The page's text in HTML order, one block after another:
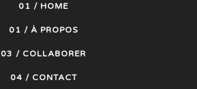
01 / HOME
01 / À PROPOS
03 / COLLABORER
04 / CONTACT